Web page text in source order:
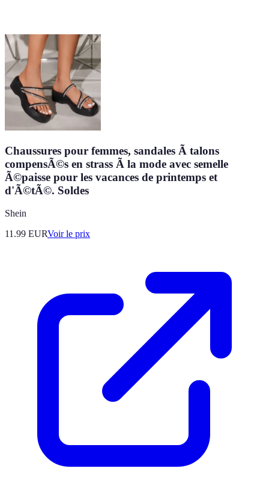
Chaussures pour femmes, sandales Ã talons
compensÃ©s en strass Ã la mode avec semelle
Ã©paisse pour les vacances de printemps et
d'Ã©tÃ©. Soldes
Shein
11.99 EURVoir le prix